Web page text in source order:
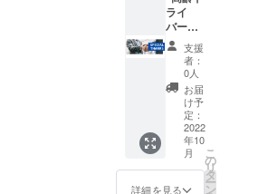
覧”ペー
ジを特
設し、
”高齢ド
ライ
バー運
転サ
ポー
ト”の
トップ
ページ
に当
ページ
10%割
引）】
ご本人
はもち
ろんの
こと、
ご家
族・ご
友人に
講習を
受けて
いただ
くこと
ライ
バー運
転サ
ポート
事業”に
替わる
プロ
ジェク
ト名を
一緒に
考えて
いただ
きたい
支援
者：
0人
お届
け予
定：
2022
年10
月
詳細を見る
こ
の
リ
タ
ー
ン